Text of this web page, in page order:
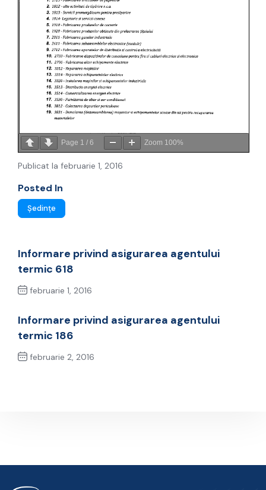
Page 1 / 6 Zoom 100%
Publicat la februarie 1, 2016
Posted In
Ședințe
Informare privind asigurarea agentului
termic 618
februarie 1, 2016
Informare privind asigurarea agentului
termic 186
februarie 2, 2016